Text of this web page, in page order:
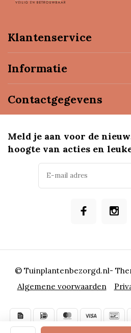
Klantenservice
Informatie
Contactgegevens
Meld je aan voor de
hoogte van acties en
Algemene voorwaarden
© Tuinplantenbezorgd.nl-